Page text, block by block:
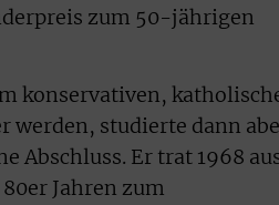
zum 50-jährigen
konservativen,
werden, studierte dann
Abschluss. Er trat 1968
Jahren zum